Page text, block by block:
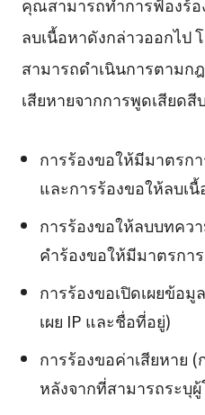
ลบเนื้อหาดังกล่าวออกไป
สามารถดำเนินการตามก
เสียหายจากการพูดเสียด
การร้องขอให้มีมาตรก
และการร้องขอให้ลบเ
การร้องขอให้ลบบทคว
คำร้องขอให้มีมาตรกา
การร้องขอเปิดเผยข้อมู
เผย IP และชื่อที่อยู่)
การร้องขอค่าเสียหาย
หลังจากที่สามารถระบุ